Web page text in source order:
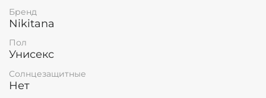
Бренд
Nikitana
Пол
Унисекс
Солнцезащитные
Нет